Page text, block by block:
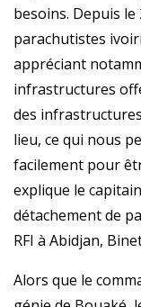
besoins. Depuis
parachutistes
appréciant
infrastructures
des
lieu, ce qui nous
facilement pour
explique le
détachement de
RFI à Abidjan,
Alors que le